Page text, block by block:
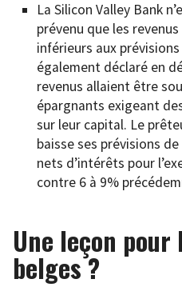
La Silicon Valley Bank
prévenu que les
inférieurs aux
également déclaré en
revenus allaient être
épargnants exigeant
sur leur capital. Le
baisse ses prévisions
nets d’intérêts pour
contre 6 à 9%
Une leçon pour
belges ?